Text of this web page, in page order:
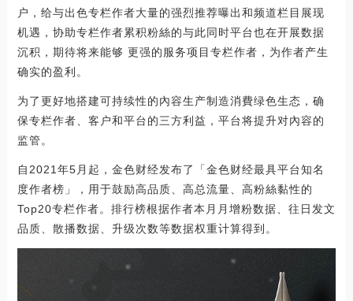
户，给与出色专栏作者大量的强烈推荐曝出和频道栏目展现
机遇，协助专栏作者累积粉絲的与此同时平台也在开展数据
沉积，期待将来能够 更强的服务项目专栏作者，为作者产生
确实的盈利。
为了更好地搭建可持续性的內容生产制造消費绿色生态，确
保专栏作者、客户和平台的三方利益，平台将提升对內容的
监管。
自2021年5月起，金色财经发布了「金色财经最具平台知名
度作者榜」，用于鼓励高品质、高总流量、高粉絲黏性的
Top20专栏作者。排行榜根据作者本月月增粉数据、往日发文
品质、散播数据、升级次数等数据权重计算得到。